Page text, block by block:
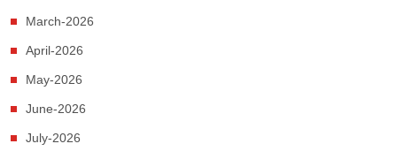
March-2026
April-2026
May-2026
June-2026
July-2026